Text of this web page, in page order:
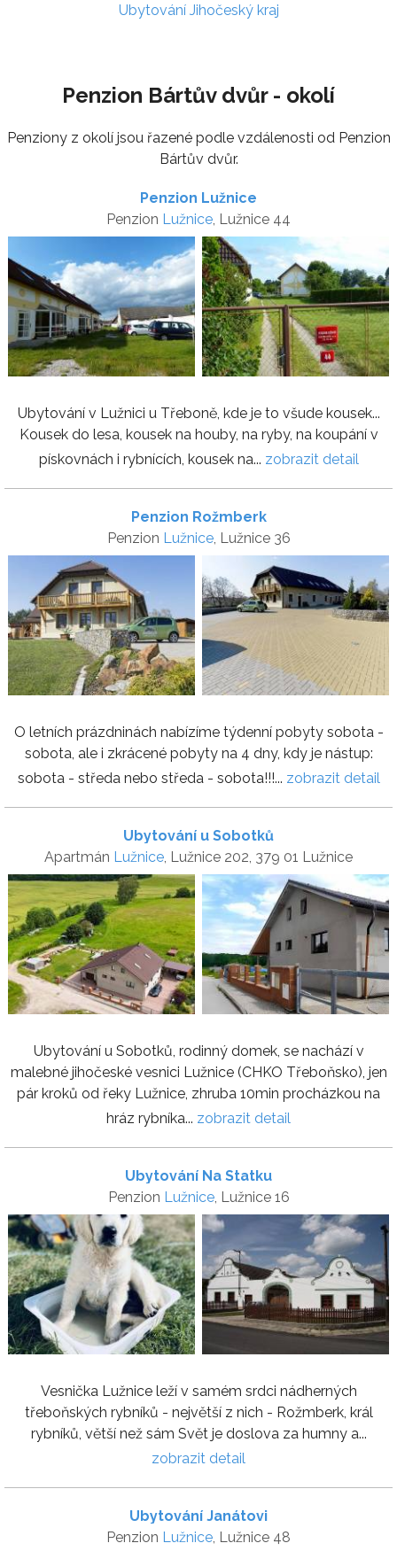
Ubytování Jihočeský kraj
Penzion Bártův dvůr - okolí
Penziony z okolí jsou řazené podle vzdálenosti od Penzion
Bártův dvůr.
Penzion Lužnice
Penzion Lužnice , Lužnice 44
Ubytování v Lužnici u Třeboně, kde je to všude kousek...
Kousek do lesa, kousek na houby, na ryby, na koupání v
pískovnách i rybnících, kousek na... zobrazit detail
Penzion Rožmberk
Penzion Lužnice, Lužnice 36
O letních prázdninách nabízíme týdenní pobyty sobota -
sobota, ale i zkrácené pobyty na 4 dny, kdy je nástup:
sobota - středa nebo středa - sobota!!!... zobrazit detail
Ubytování u Sobotků
Apartmán Lužnice, Lužnice 202, 379 01 Lužnice
Ubytování u Sobotků, rodinný domek, se nachází v
malebné jihočeské vesnici Lužnice (CHKO Třeboňsko), jen
pár kroků od řeky Lužnice, zhruba 10min procházkou na
hráz rybníka... zobrazit detail
Ubytování Na Statku
Penzion Lužnice, Lužnice 16
Vesnička Lužnice leží v samém srdci nádherných
třeboňských rybníků - největší z nich - Rožmberk, král
rybníků, větší než sám Svět je doslova za humny a...
zobrazit detail
Ubytování Janátovi
Penzion Lužnice, Lužnice 48